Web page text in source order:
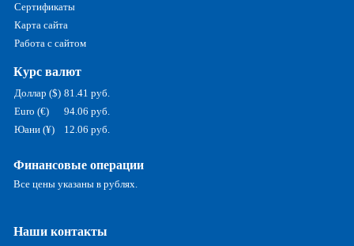
Сертификаты
Карта сайта
Работа с сайтом
Курс валют
Доллар ($) 81.41 руб.
Euro (€)
94.06 руб.
Юани (¥)
12.06 руб.
Финансовые операции
Все цены указаны в рублях.
Наши контакты